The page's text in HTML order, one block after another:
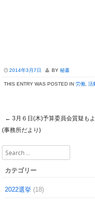
2014年3月7日 BY 秘書
THIS ENTRY WAS POSTED IN 労働 活
Post navigation
← 3月６日(木)予算委員会質疑もよ
(事務所だより)
Search
カテゴリー
2022選挙 (18)